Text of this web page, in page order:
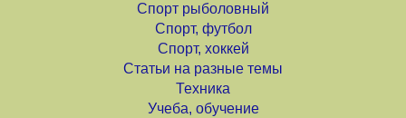
Спорт рыболовный
Спорт, футбол
Спорт, хоккей
Статьи на разные темы
Техника
Учеба, обучение